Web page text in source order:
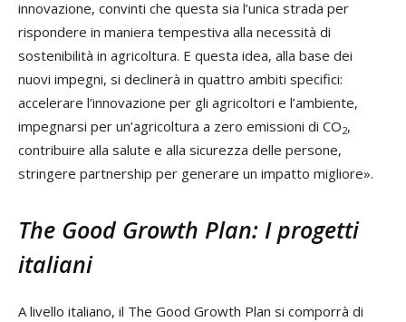
innovazione, convinti che questa sia l’unica strada per
rispondere in maniera tempestiva alla necessità di
sostenibilità in agricoltura. E questa idea, alla base dei
nuovi impegni, si declinerà in quattro ambiti specifici:
accelerare l’innovazione per gli agricoltori e l’ambiente,
impegnarsi per un’agricoltura a zero emissioni di CO2,
contribuire alla salute e alla sicurezza delle persone,
stringere partnership per generare un impatto migliore».
The Good Growth Plan: I progetti
italiani
A livello italiano, il The Good Growth Plan si comporrà di